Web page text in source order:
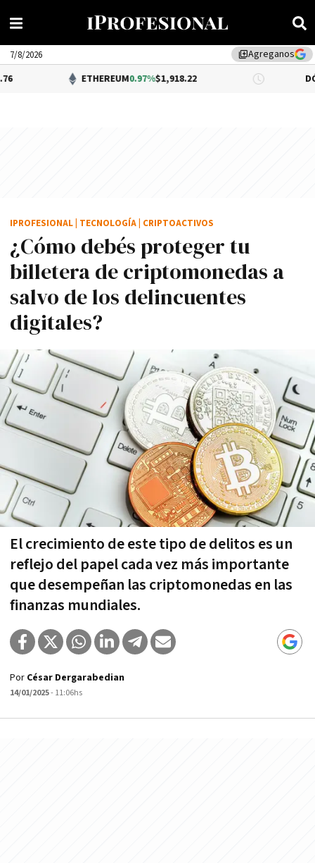
library_addAgreganos
7/8/2026
ETHEREUM0.97%$1,918.22 DÓLAR BNA
¿Cómo debés proteger tu
billetera de criptomonedas a
salvo de los delincuentes
digitales?
El crecimiento de este tipo de delitos es un
reflejo del papel cada vez más importante
que desempeñan las criptomonedas en las
finanzas mundiales.
IPROFESIONAL TECNOLOGÍA CRIPTOACTIVOS
Por César Dergarabedian
14/01/2025- 11:06hs